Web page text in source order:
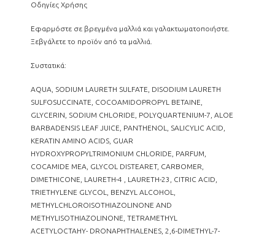
Οδηγίες Χρήσης
Εφαρμόστε σε βρεγμένα μαλλιά και γαλακτωματοποιήστε.
Ξεβγάλετε το προϊόν από τα μαλλιά.
Συστατικά:
AQUA, SODIUM LAURETH SULFATE, DISODIUM LAURETH
SULFOSUCCINATE, COCOAMIDOPROPYL BETAINE,
GLYCERIN, SODIUM CHLORIDE, POLYQUARTENIUM-7, ALOE
BARBADENSIS LEAF JUICE, PANTHENOL, SALICYLIC ACID,
KERATIN AMINO ACIDS, GUAR
HYDROXYPROPYLTRIMONIUM CHLORIDE, PARFUM,
COCAMIDE MEA, GLYCOL DISTEARET, CARBOMER,
DIMETHICONE, LAURETH-4 , LAURETH-23, CITRIC ACID,
TRIETHYLENE GLYCOL, BENZYL ALCOHOL,
METHYLCHLOROISOTHIAZOLINONE AND
METHYLISOTHIAZOLINONE, TETRAMETHYL
ACETYLOCTAHY- DRONAPHTHALENES, 2,6-DIMETHYL-7-